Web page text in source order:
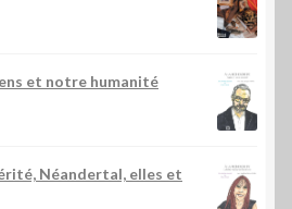
et notre humanité
Néandertal, elles et